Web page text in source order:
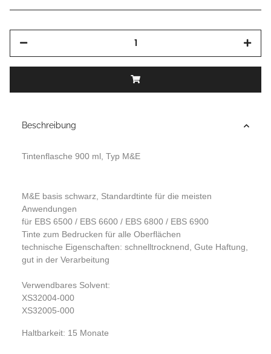
Beschreibung
Tintenflasche 900 ml, Typ M&E
M&E basis schwarz, Standardtinte für die meisten
Anwendungen
für EBS 6500 / EBS 6600 / EBS 6800 / EBS 6900
Tinte zum Bedrucken für alle Oberflächen
technische Eigenschaften: schnelltrocknend, Gute Haftung,
gut in der Verarbeitung
Verwendbares Solvent:
XS32004-000
XS32005-000
Haltbarkeit: 15 Monate